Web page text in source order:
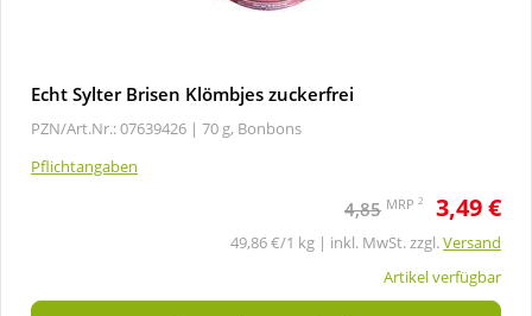
Echt Sylter Brisen Klömbjes zuckerfrei
PZN/Art.Nr.: 07639426 | 70 g, Bonbons
Pflichtangaben
4,85 MRP 2 3,49 €
49,86 €/1 kg | inkl. MwSt. zzgl.Versand
Artikel verfügbar